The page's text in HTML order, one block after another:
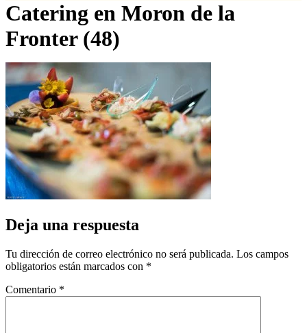
Catering en Moron de la
Fronter (48)
Deja una respuesta
Tu dirección de correo electrónico no será publicada. Los campos
obligatorios están marcados con *
Comentario *